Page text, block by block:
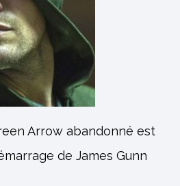
Arrow abandonné est
de James Gunn